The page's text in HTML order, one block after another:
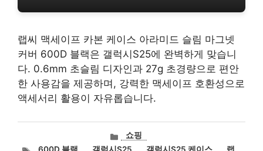
랩씨 맥세이프 카본 케이스 아라미드 슬림 마그넷
커버 600D 블랙은 갤럭시S25에 완벽하게 맞습니
다. 0.6mm 초슬림 디자인과 27g 초경량으로 편안
한 사용감을 제공하며, 강력한 맥세이프 호환성으로
액세서리 활용이 자유롭습니다.
카
테
쇼핑
태